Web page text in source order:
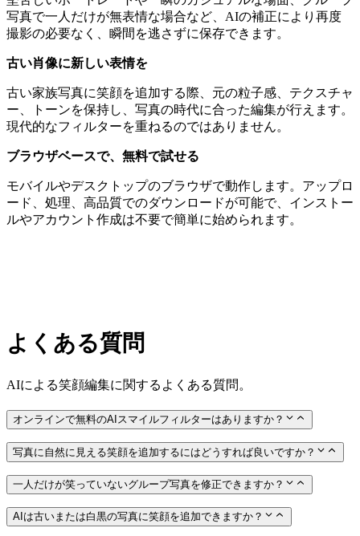
写真で一人だけが無表情な場合など、AIの補正により再度
撮影の必要なく、瞬間を逃さずに保存できます。
古い肖像に新しい表情を
古い家族写真に笑顔を追加する際、元の粒子感、テクスチャ
ー、トーンを保持し、写真の時代に合った編集が行えます。
現代的なフィルターを重ねるのではありません。
ブラウザベースで、無料で試せる
モバイルやデスクトップのブラウザで動作します。アップロ
ード、処理、高品質でのダウンロードが可能で、インストー
ルやアカウント作成は不要で簡単に始められます。
よくある質問
AIによる笑顔編集に関するよくある質問。
オンラインで無料のAIスマイルフィルターはありますか？
写真に自然に見える笑顔を追加するにはどうすれば良いですか？
一人だけが笑っていないグループ写真を修正できますか？
AIは古いまたは白黒の写真に笑顔を追加できますか？